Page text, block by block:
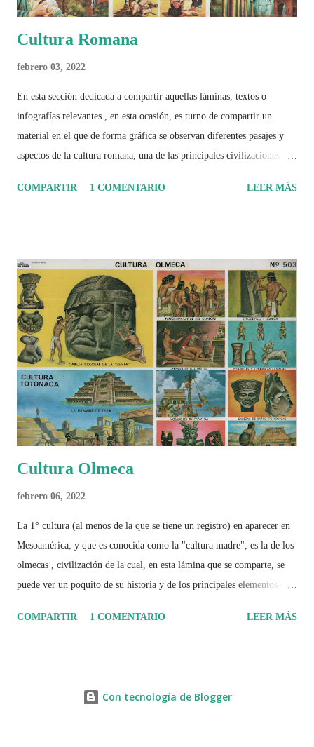
Cultura Romana
febrero 03, 2022
En esta sección dedicada a compartir aquellas láminas, textos o
infografías relevantes , en esta ocasión, es turno de compartir un
material en el que de forma gráfica se observan diferentes pasajes y
aspectos de la cultura romana, una de las principales civilizaciones que
COMPARTIR
1 COMENTARIO LEER MÁS
Cultura Olmeca
febrero 06, 2022
La 1° cultura (al menos de la que se tiene un registro) en aparecer en
Mesoamérica, y que es conocida como la "cultura madre", es la de los
olmecas , civilización de la cual, en esta lámina que se comparte, se
puede ver un poquito de su historia y de los principales elementos que
COMPARTIR
1 COMENTARIO LEER MÁS
Con tecnología de Blogger